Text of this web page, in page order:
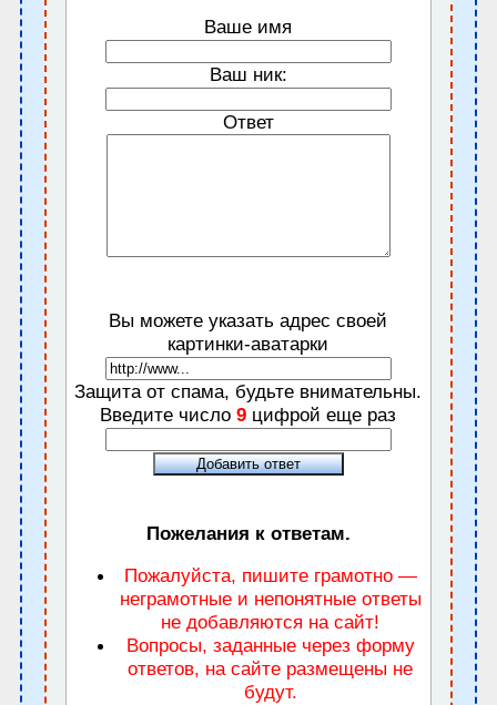
Ваше имя
Ваш ник:
Ответ
Вы можете указать адрес своей
картинки-аватарки
Защита от спама, будьте внимательны.
Введите число9 цифрой еще раз
Пожелания к ответам.
Пожалуйста, пишите грамотно —
неграмотные и непонятные ответы
не добавляются на сайт!
Вопросы, заданные через форму
ответов, на сайте размещены не
будут.